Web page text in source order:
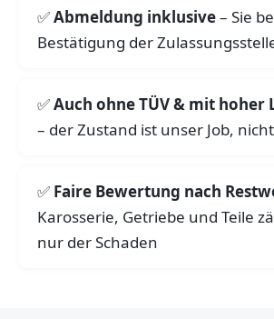
Abmeldung inklusive– Sie
Bestätigung der
Auch ohne TÜV & mit hoher
– der Zustand ist unser Job,
Faire Bewertung nach
Karosserie, Getriebe und Teile
nur der Schaden